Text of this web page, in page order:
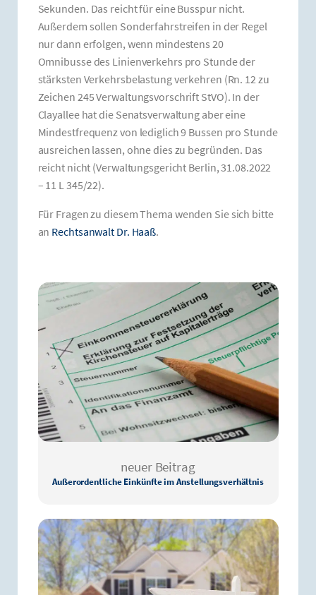
Sekunden. Das reicht für eine Busspur nicht.
Außerdem sollen Sonderfahrstreifen in der Regel
nur dann erfolgen, wenn mindestens 20
Omnibusse des Linienverkehrs pro Stunde der
stärksten Verkehrsbelastung verkehren (Rn. 12 zu
Zeichen 245 Verwaltungsvorschrift StVO). In der
Clayallee hat die Senatsverwaltung aber eine
Mindestfrequenz von lediglich 9 Bussen pro Stunde
ausreichen lassen, ohne dies zu begründen. Das
reicht nicht (Verwaltungsgericht Berlin, 31.08.2022
– 11 L 345/22).
Für Fragen zu diesem Thema wenden Sie sich bitte
an Rechtsanwalt Dr. Haaß.
neuer Beitrag
Außerordentliche Einkünfte im Anstellungsverhältnis